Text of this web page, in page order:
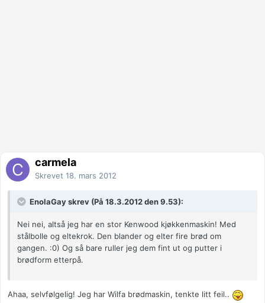
carmela
Skrevet 18. mars 2012
EnolaGay skrev (På 18.3.2012 den 9.53):
Nei nei, altså jeg har en stor Kenwood kjøkkenmaskin! Med
stålbolle og eltekrok. Den blander og elter fire brød om
gangen. :0) Og så bare ruller jeg dem fint ut og putter i
brødform etterpå.
Ahaa, selvfølgelig! Jeg har Wilfa brødmaskin, tenkte litt feil..